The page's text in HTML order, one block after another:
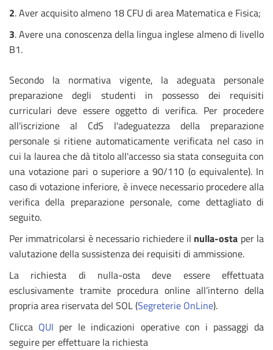
2. Aver acquisito almeno 18 CFU di area Matematica e Fisica;
3. Avere una conoscenza della lingua inglese almeno di livello
B1.
Secondo la normativa vigente, la adeguata personale
preparazione degli studenti in possesso dei requisiti
curriculari deve essere oggetto di verifica. Per procedere
all'iscrizione al CdS l'adeguatezza della preparazione
personale si ritiene automaticamente verificata nel caso in
cui la laurea che dà titolo all'accesso sia stata conseguita con
una votazione pari o superiore a 90/110 (o equivalente). In
caso di votazione inferiore, è invece necessario procedere alla
verifica della preparazione personale, come dettagliato di
seguito.
Per immatricolarsi è necessario richiedere il nulla-osta per la
valutazione della sussistenza dei requisiti di ammissione.
La richiesta di nulla-osta deve essere effettuata
esclusivamente tramite procedura online all’interno della
propria area riservata del SOL (Segreterie OnLine).
Clicca QUI per le indicazioni operative con i passaggi da
seguire per effettuare la richiesta